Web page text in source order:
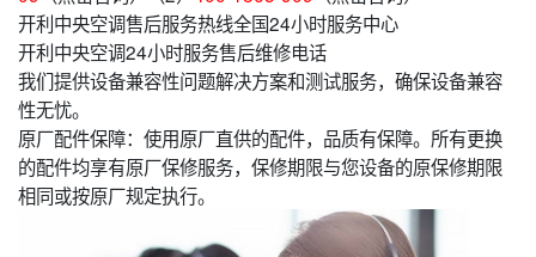
开利中央空调售后服务热线全国24小时服务中心
开利中央空调24小时服务售后维修电话
我们提供设备兼容性问题解决方案和测试服务，确保设备兼容
性无忧。
原厂配件保障：使用原厂直供的配件，品质有保障。所有更换
的配件均享有原厂保修服务，保修期限与您设备的原保修期限
相同或按原厂规定执行。